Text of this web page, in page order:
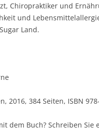
Chiropraktiker und
und
Land.
2016, 384 Seiten, ISBN
dem Buch? Schreiben